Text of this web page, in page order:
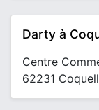
Darty à
Centre
62231